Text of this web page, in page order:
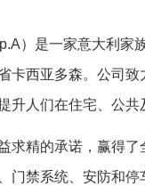
）是一家意大利家
卡西亚多森。公司
升人们在住宅、公共
求精的承诺，赢得
门禁系统、安防和